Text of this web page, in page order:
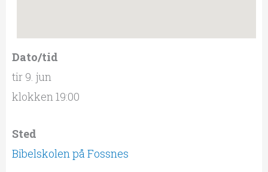
Dato/tid
tir 9. jun
klokken 19:00
Sted
Bibelskolen på Fossnes